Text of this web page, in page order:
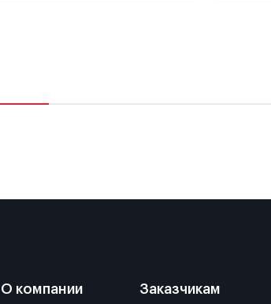
О компании Заказчикам